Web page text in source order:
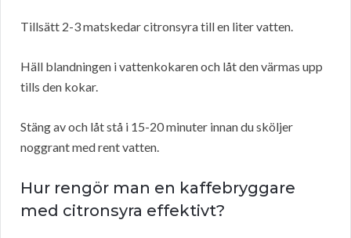
Tillsätt 2-3 matskedar citronsyra till en liter vatten.
Häll blandningen i vattenkokaren och låt den värmas upp
tills den kokar.
Stäng av och låt stå i 15-20 minuter innan du sköljer
noggrant med rent vatten.
Hur rengör man en kaffebryggare
med citronsyra effektivt?